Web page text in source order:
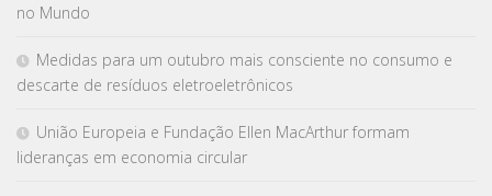
no Mundo
Medidas para um outubro mais consciente no consumo e
descarte de resíduos eletroeletrônicos
União Europeia e Fundação Ellen MacArthur formam
lideranças em economia circular